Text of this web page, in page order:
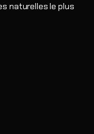
naturelles le plus